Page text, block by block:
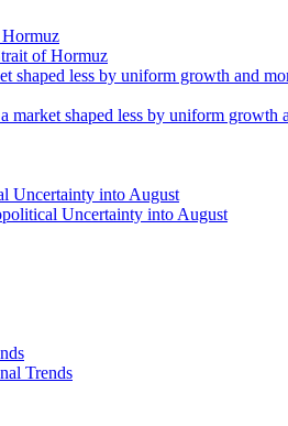
of Hormuz
shaped less by uniform growth
Uncertainty into August
Trends